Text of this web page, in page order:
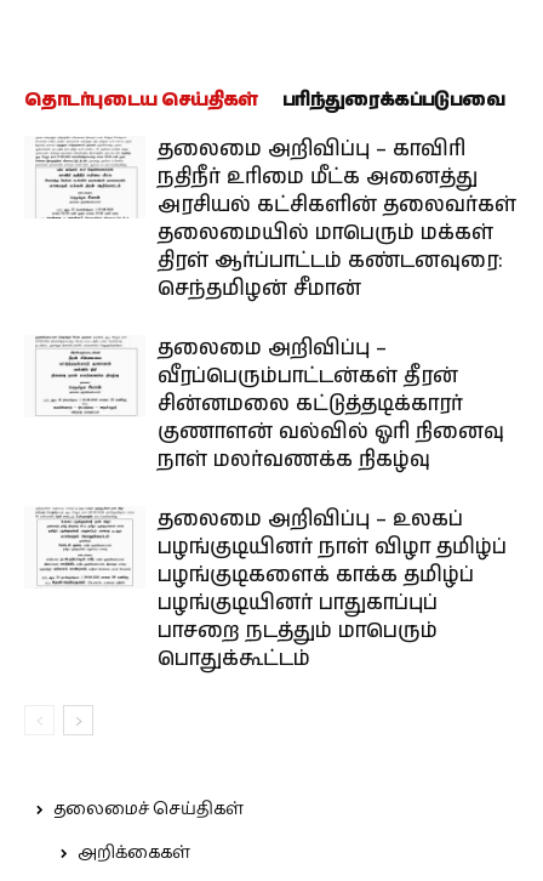
தொடர்புடைய செய்திகள் பரிந்துரைக்கப்படுபவை
தலைமை அறிவிப்பு – காவிரி
நதிநீர் உரிமை மீட்க அனைத்து
அரசியல் கட்சிகளின் தலைவர்கள்
தலைமையில் மாபெரும் மக்கள்
திரள் ஆர்ப்பாட்டம் கண்டனவுரை:
செந்தமிழன் சீமான்
தலைமை அறிவிப்பு –
வீரப்பெரும்பாட்டன்கள் தீரன்
சின்னமலை கட்டுத்தடிக்காரர்
குணாளன் வல்வில் ஓரி நினைவு
நாள் மலர்வணக்க நிகழ்வு
தலைமை அறிவிப்பு – உலகப்
பழங்குடியினர் நாள் விழா தமிழ்ப்
பழங்குடிகளைக் காக்க தமிழ்ப்
பழங்குடியினர் பாதுகாப்புப்
பாசறை நடத்தும் மாபெரும்
பொதுக்கூட்டம்
தலைமைச் செய்திகள்
அறிக்கைகள்